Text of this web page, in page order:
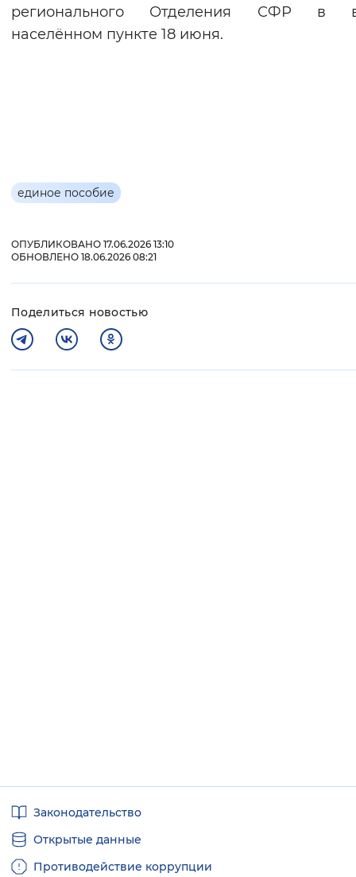
регионального Отделения СФР в
населённом пункте 18 июня.
ОПУБЛИКОВАНО 17.06.2026 13:10
ОБНОВЛЕНО 18.06.2026 08:21
Поделиться новостью
единое пособие
ссылкиЗаконодательство
Открытые данные
Противодействие коррупции